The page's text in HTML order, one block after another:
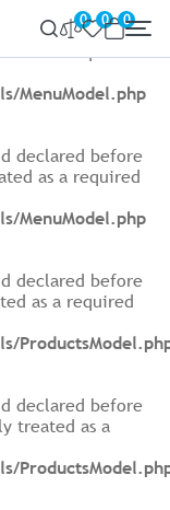
declared before
as a required
MenuModel.php
declared before
as a required
MenuModel.php
declared before
as a required
declared before
treated as a
0 0 0